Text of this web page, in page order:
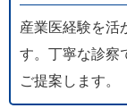
産業医経験を活
す。丁寧な診察
ご提案します。